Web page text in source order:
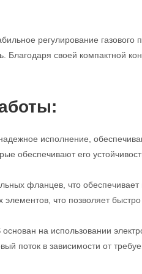
регулирование газового
своей компактной
исполнение,
обеспечивают его
фланцев, что обеспечивает
что позволяет
на использовании
поток в зависимости от